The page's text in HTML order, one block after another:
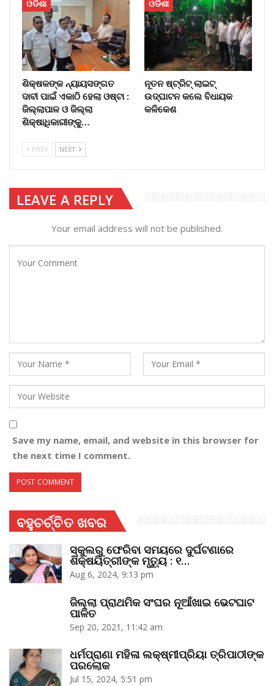
ଓଡିଶା
ଶିକ୍ଷକଙ୍କ ନ୍ୟାୟସଙ୍ଗତ
ଦାବୀ ପାଇଁ ଏକାଠି ହେଲା ଓଷ୍ଟା :
ଜିଲ୍ଲାପାଳ ଓ ଜିଲ୍ଲା
ଶିକ୍ଷାଧିକାରୀଙ୍କୁ…
ଓଡିଶା
ନୂତନ ଷ୍ଟ୍ରିଟ୍ ଲାଇଟ୍‌
ଉଦ୍‌ଘାଟନ କଲେ ବିଧାୟକ
କଳିକେଶ
PREV NEXT
LEAVE A REPLY
Your email address will not be published.
Save my name, email, and website in this browser for
the next time I comment.
ବହୁଚର୍ଚ୍ଚିତ ଖବର
ସ୍କୁଲରୁ ଫେରିବା ସମୟରେ ଦୁର୍ଘଟଣାରେ
ଶିକ୍ଷୟିତ୍ରୀଙ୍କ ମୃତ୍ୟୁ : ୧…
Aug 6, 2024, 9:13 pm
ଜିଲ୍ଲା ପ୍ରାଥମିକ ସଂଘର ନୂଆଁଖାଇ ଭେଟଘାଟ
ପାଳିତ
Sep 20, 2021, 11:42 am
ଧର୍ମପ୍ରାଣା ମହିଳା ଲକ୍ଷ୍ମୀପ୍ରିୟା ତ୍ରିପାଠୀଙ୍କ
ପରଲୋକ
Jul 15, 2024, 5:51 pm